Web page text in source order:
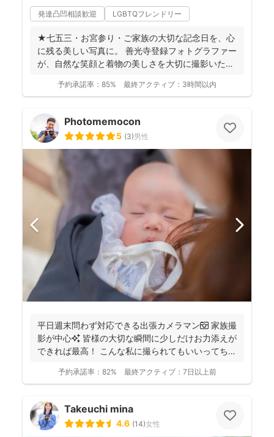
発達凸凹相談歓迎 LGBTQフレンドリー
★七五三・お宮参り・ご家族の大切な記念日を、心
に残る美しい写真に。 善光寺登録フォトグラファー
が、自然な笑顔と着物の美しさを大切に撮影いたし
予約承諾率： 85% 最終アクティブ： 3時間以内
Photomemocon
5 (3)男性
平日週末問わず対応できる出張カメラマン📷 家族撮
影が中心✨ 皆様の大切な瞬間に少しだけお力添えが
できれば最高！ こんな私に撮られてもいいってちら
予約承諾率： 82% 最終アクティブ： 7日以上前
Takeuchi mina
4.6 (14)女性